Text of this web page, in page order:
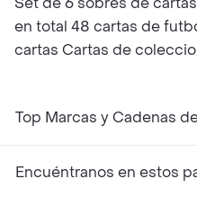
en total 48 cartas de
cartas Cartas de
Top Marcas y Cadenas
Encuéntranos en estos